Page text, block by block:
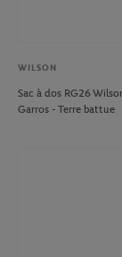
WILSON
Sac à dos RG26
Garros - Terre battue